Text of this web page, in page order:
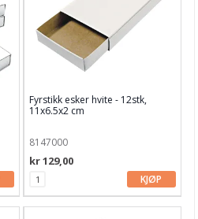
Fyrstikk esker hvite - 12stk,
11x6.5x2 cm
8147000
kr 129,00
KJØP